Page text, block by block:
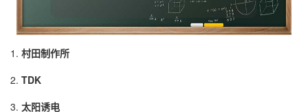
1. 村田制作所
2. TDK
3. 太阳诱电